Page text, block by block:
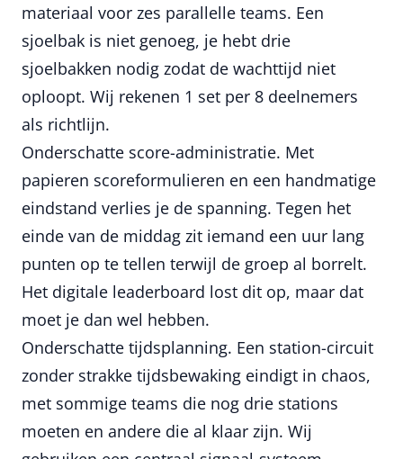
materiaal voor zes parallelle teams. Een
sjoelbak is niet genoeg, je hebt drie
sjoelbakken nodig zodat de wachttijd niet
oploopt. Wij rekenen 1 set per 8 deelnemers
als richtlijn.
Onderschatte score-administratie. Met
papieren scoreformulieren en een handmatige
eindstand verlies je de spanning. Tegen het
einde van de middag zit iemand een uur lang
punten op te tellen terwijl de groep al borrelt.
Het digitale leaderboard lost dit op, maar dat
moet je dan wel hebben.
Onderschatte tijdsplanning. Een station-circuit
zonder strakke tijdsbewaking eindigt in chaos,
met sommige teams die nog drie stations
moeten en andere die al klaar zijn. Wij